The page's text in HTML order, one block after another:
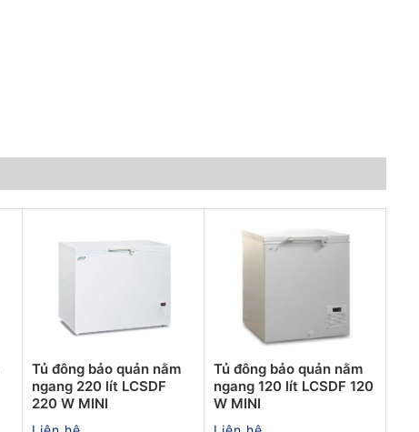
Tủ đông bảo quản nằm
ngang 220 lít LCSDF
220 W MINI
Tủ đông bảo quản nằm
ngang 120 lít LCSDF 120
W MINI